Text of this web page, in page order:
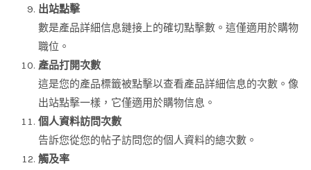
出站點擊
數是產品詳細信息鏈接上的確切點擊數。這僅適用於購物
職位。
產品打開次數
這是您的產品標籤被點擊以查看產品詳細信息的次數。像
出站點擊一樣，它僅適用於購物信息。
個人資料訪問次數
告訴您從您的帖子訪問您的個人資料的總次數。
觸及率